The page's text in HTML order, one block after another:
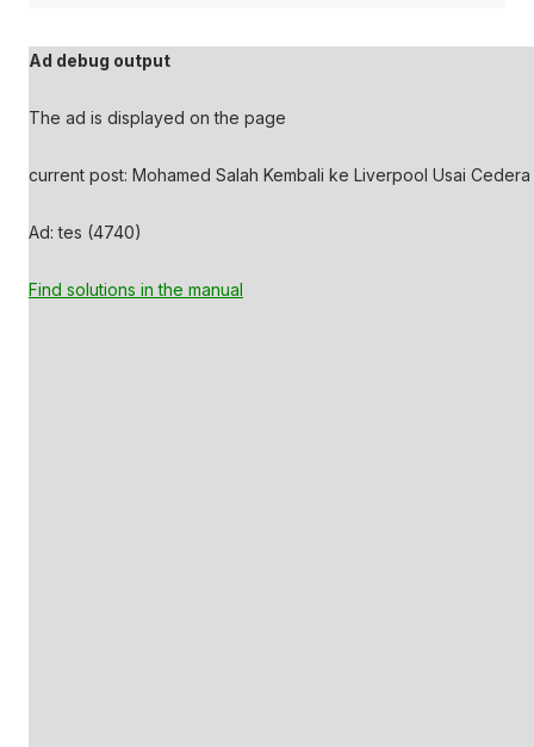
Ad debug output
The ad is displayed on the page
current post: Mohamed Salah Kembali ke Liverpool Usai Cedera
Ad: tes (4740)
Find solutions in the manual